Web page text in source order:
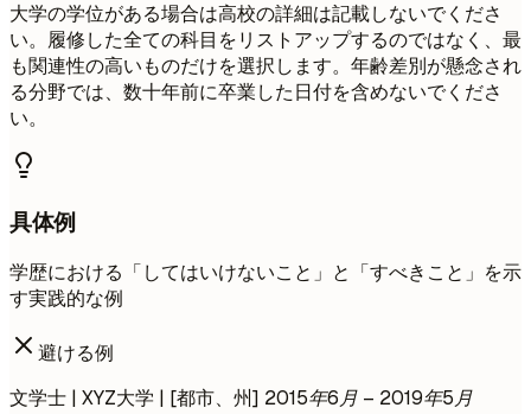
大学の学位がある場合は高校の詳細は記載しないでくださ
い。履修した全ての科目をリストアップするのではなく、最
も関連性の高いものだけを選択します。年齢差別が懸念され
る分野では、数十年前に卒業した日付を含めないでくださ
い。
具体例
学歴における「してはいけないこと」と「すべきこと」を示
す実践的な例
避ける例
文学士 | XYZ大学 | [都市、州] 2015年6月 – 2019年5月